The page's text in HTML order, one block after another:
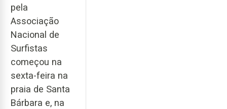
pela
Associação
Nacional de
Surfistas
começou na
sexta-feira na
praia de Santa
Bárbara e, na